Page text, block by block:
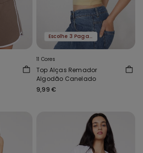
Escolhe 3 Paga 2
11 Cores
Top Alças Remador
Algodão Canelado
9,99 €